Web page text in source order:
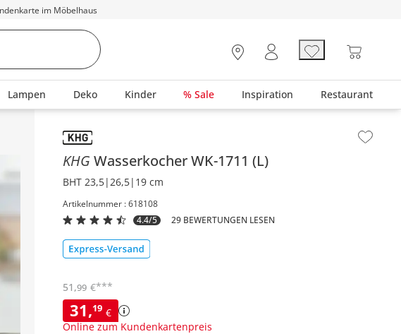
im Möbelhaus
Lampen Deko Kinder % Sale Inspiration Restaurant
Inhalt der Seitenleiste überspringen - Zum Seitenende
KHG WasserkocherWK-1711 (L)
BHT 23,5|26,5|19 cm
Artikelnummer : 618108
4.4/5
29 BEWERTUNGEN LESEN
31,19 €
Online zum Kundenkartenpreis
51 ,99 €***